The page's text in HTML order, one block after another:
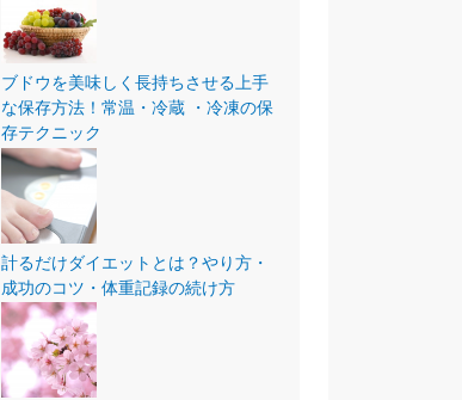
ブドウを美味しく長持ちさせる上手
な保存方法！常温・冷蔵 ・冷凍の保
存テクニック
計るだけダイエットとは？やり方・
成功のコツ・体重記録の続け方